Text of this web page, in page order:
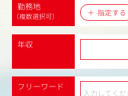
勤務地
（複数選択可） 指定する
年収
フリーワード